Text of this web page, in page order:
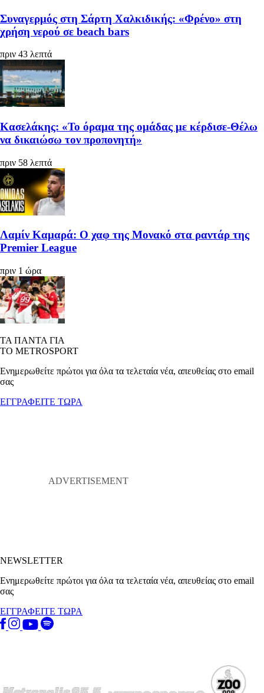
Συναγερμός στη Σάρτη Χαλκιδικής: «Φρένο» στη
χρήση νερού σε beach bars
πριν 43 λεπτά
Κασελάκης: «Το όραμα της ομάδας με κέρδισε-Θέλω
να δικαιώσω τον προπονητή»
πριν 58 λεπτά
Λαμίν Καμαρά: Ο χαφ της Μονακό στα ραντάρ της
Premier League
πριν 1 ώρα
ΤΑ ΠΑΝΤΑ ΓΙΑ
ΤΟ METROSPORT
Ενημερωθείτε πρώτοι για όλα τα τελεταία νέα, απευθείας στο email
σας
ΕΓΓΡΑΦΕΙΤΕ ΤΩΡΑ
NEWSLETTER
Ενημερωθείτε πρώτοι για όλα τα τελεταία νέα, απευθείας στο email
σας
ΕΓΓΡΑΦΕΙΤΕ ΤΩΡΑ